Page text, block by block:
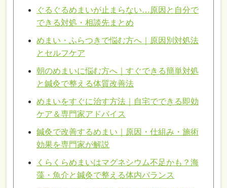
ぐるぐるめまいが止まらない…原因と自分で
できる対処・相談先まとめ
めまい・ふらつきで悩む方へ｜原因別対処法
とセルフケア
朝のめまいに悩む方へ｜すぐできる簡単対処
と鍼灸で整える体質改善法
めまいをすぐに治す方法｜自宅でできる即効
ケア＆専門家アドバイス
鍼灸で改善するめまい｜原因・仕組み・施術
効果を専門家が解説
くらくらめまいはマグネシウム不足かも？海
藻・魚介と鍼灸で整える体内バランス